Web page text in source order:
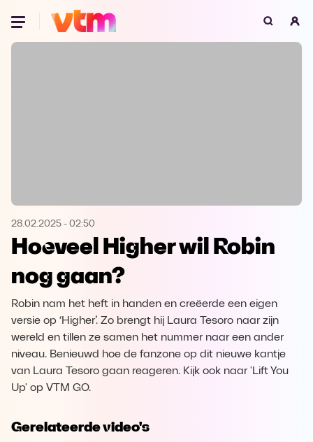
Oeps, browser niet ondersteund
Microsoft Edge Download
Opera
28.02.2025 - 02:50
Hoeveel Higher wil Robin
nog gaan?
Robin nam het heft in handen en creëerde een eigen
versie op ‘Higher’. Zo brengt hij Laura Tesoro naar zijn
wereld en tillen ze samen het nummer naar een ander
niveau. Benieuwd hoe de fanzone op dit nieuwe kantje
van Laura Tesoro gaan reageren. Kijk ook naar 'Lift You
Up' op VTM GO.
Gerelateerde video's